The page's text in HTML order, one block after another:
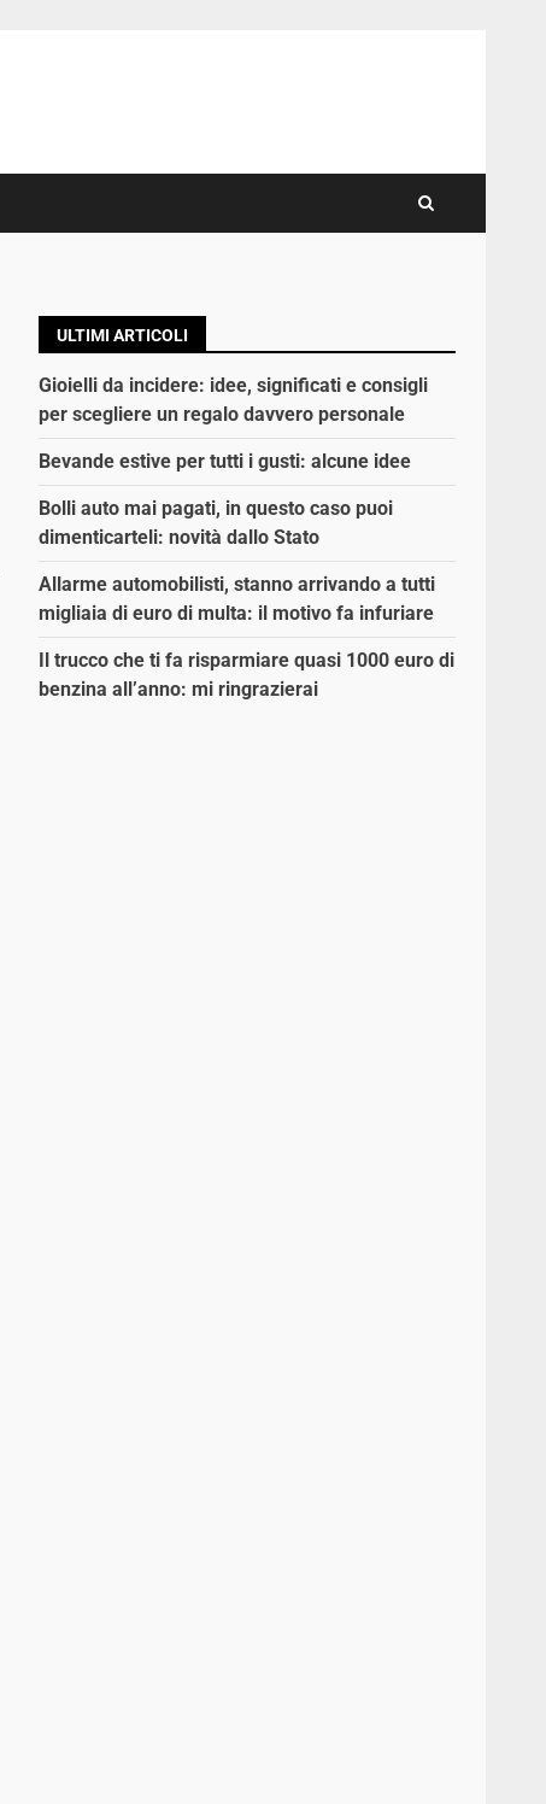
ULTIMI ARTICOLI
Gioielli da incidere: idee, significati e consigli
per scegliere un regalo davvero personale
Bevande estive per tutti i gusti: alcune idee
Bolli auto mai pagati, in questo caso puoi
dimenticarteli: novità dallo Stato
Allarme automobilisti, stanno arrivando a tutti
migliaia di euro di multa: il motivo fa infuriare
Il trucco che ti fa risparmiare quasi 1000 euro di
benzina all’anno: mi ringrazierai